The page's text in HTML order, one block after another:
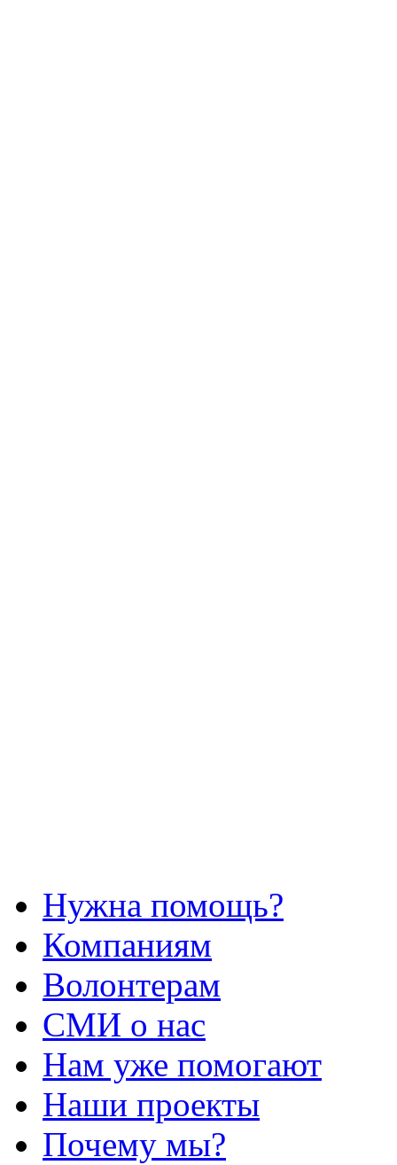
Нужна помощь?
Компаниям
Волонтерам
СМИ о нас
Нам уже помогают
Наши проекты
Почему мы?